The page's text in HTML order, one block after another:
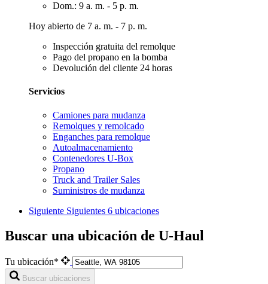
Dom.: 9 a. m. - 5 p. m.
Hoy abierto de 7 a. m. - 7 p. m.
Inspección gratuita del remolque
Pago del propano en la bomba
Devolución del cliente 24 horas
Servicios
Camiones para mudanza
Remolques y remolcado
Enganches para remolque
Autoalmacenamiento
Contenedores U-Box
Propano
Truck and Trailer Sales
Suministros de mudanza
Siguiente Siguientes 6 ubicaciones
Buscar una ubicación de U-Haul
Tu ubicación*
Buscar ubicaciones